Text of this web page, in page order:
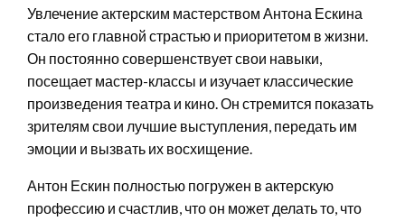
Увлечение актерским мастерством Антона Ескина
стало его главной страстью и приоритетом в жизни.
Он постоянно совершенствует свои навыки,
посещает мастер-классы и изучает классические
произведения театра и кино. Он стремится показать
зрителям свои лучшие выступления, передать им
эмоции и вызвать их восхищение.
Антон Ескин полностью погружен в актерскую
профессию и счастлив, что он может делать то, что